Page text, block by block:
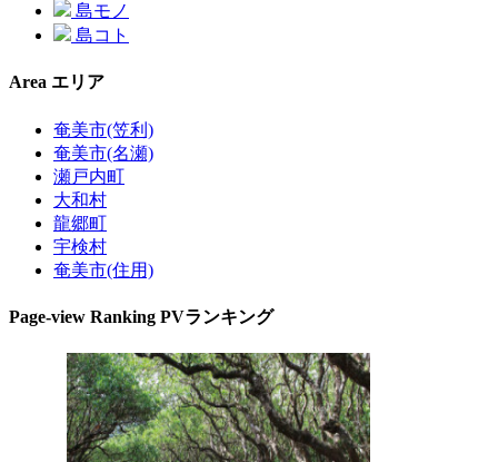
島モノ
島コト
Area エリア
奄美市(笠利)
奄美市(名瀬)
瀬戸内町
大和村
龍郷町
宇検村
奄美市(住用)
Page-view Ranking PVランキング